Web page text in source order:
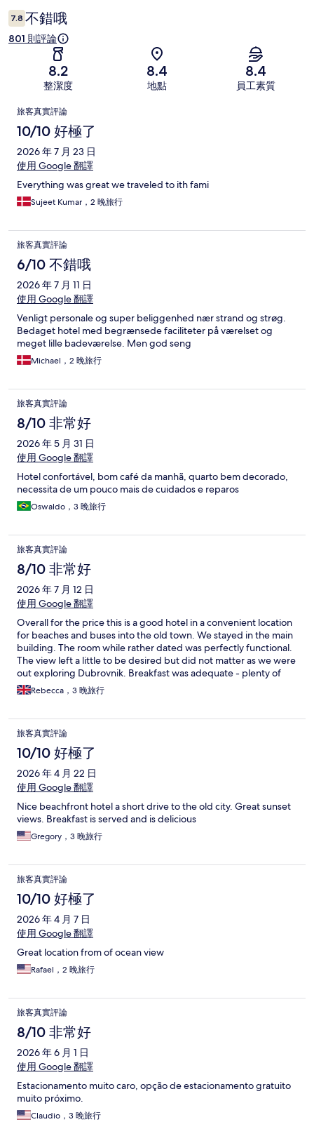
論
7.8 不錯哦
801 則評論
8.2
整潔度
8.4
地點
8.4
員工素質
評
論
旅客真實評論
10/10 好極了
2026 年 7 月 23 日
使用 Google 翻譯
Everything was great we traveled to ith fami
Sujeet Kumar，2 晚旅行
旅客真實評論
6/10 不錯哦
2026 年 7 月 11 日
使用 Google 翻譯
Venligt personale og super beliggenhed nær strand og strøg.
Bedaget hotel med begrænsede faciliteter på værelset og
meget lille badeværelse. Men god seng
Michael，2 晚旅行
旅客真實評論
8/10 非常好
2026 年 5 月 31 日
使用 Google 翻譯
Hotel confortável, bom café da manhã, quarto bem decorado,
necessita de um pouco mais de cuidados e reparos
Oswaldo，3 晚旅行
旅客真實評論
8/10 非常好
2026 年 7 月 12 日
使用 Google 翻譯
Overall for the price this is a good hotel in a convenient location
for beaches and buses into the old town. We stayed in the main
building. The room while rather dated was perfectly functional.
The view left a little to be desired but did not matter as we were
out exploring Dubrovnik. Breakfast was adequate - plenty of
food both hot and cold - only improvement would be
decaffeinated tea/coffee! The pool was lovely with lots of space
pool was amazing. Overall a good stay for money.
Rebecca，3 晚旅行
旅客真實評論
10/10 好極了
2026 年 4 月 22 日
使用 Google 翻譯
Nice beachfront hotel a short drive to the old city. Great sunset
views. Breakfast is served and is delicious
Gregory，3 晚旅行
旅客真實評論
10/10 好極了
2026 年 4 月 7 日
使用 Google 翻譯
Great location from of ocean view
Rafael，2 晚旅行
旅客真實評論
8/10 非常好
2026 年 6 月 1 日
使用 Google 翻譯
Estacionamento muito caro, opção de estacionamento gratuito
muito próximo.
Claudio，3 晚旅行